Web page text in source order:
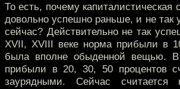
То есть, почему капиталистическая
довольно успешно раньше, и не так
сейчас? Действительно не так
XVII, XVIII веке норма прибыли в
была вполне обыденной вещью.
прибыли в 20, 30, 50 процентов
заурядными. Сейчас считается